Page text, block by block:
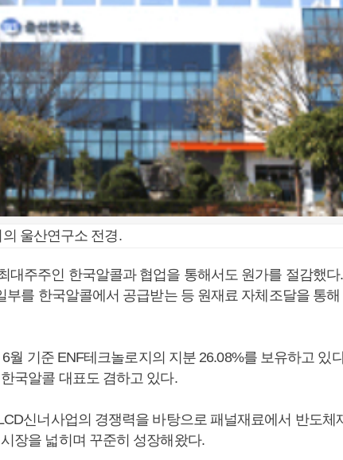
울산연구소 전경.
대주주인 한국알콜과 협업을 통해서도 원가를 절감했
부를 한국알콜에서 공급받는 등 원재료 자체조달을 통
월 기준 ENF테크놀로지의 지분 26.08%를 보유하고 있
국알콜 대표도 겸하고 있다.
신너사업의 경쟁력을 바탕으로 패널재료에서 반도체
장을 넓히며 꾸준히 성장해왔다.